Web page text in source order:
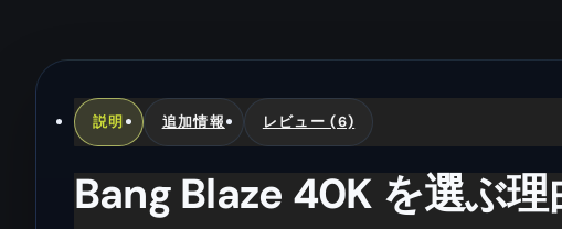
説明 追加情報 レビュー (6)
Bang Blaze 40K を選ぶ理